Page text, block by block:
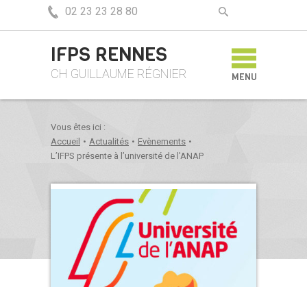
02 23 23 28 80
IFPS RENNES
CH GUILLAUME RÉGNIER MENU
Vous êtes ici :
Accueil • Actualités • Evènements •
L’IFPS présente à l’université de l’ANAP